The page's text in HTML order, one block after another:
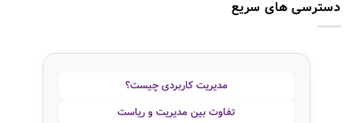
دسترسی های سریع
مدیریت کاربردی چیست؟
تفاوت بین مدیریت و ریاست